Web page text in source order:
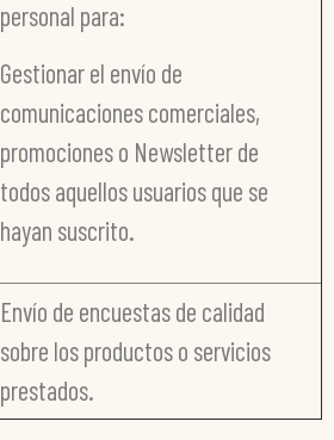
personal para:
Gestionar el envío de
comunicaciones comerciales,
promociones o Newsletter de
todos aquellos usuarios que se
hayan suscrito.
Envío de encuestas de calidad
sobre los productos o servicios
prestados.